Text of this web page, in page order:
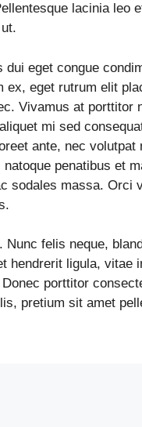
lacinia leo
eget congue
eget rutrum elit
Vivamus at porttitor
mi sed
ante, nec
penatibus et
sodales massa. Orci
felis neque,
hendrerit ligula, vitae
porttitor
pretium sit amet